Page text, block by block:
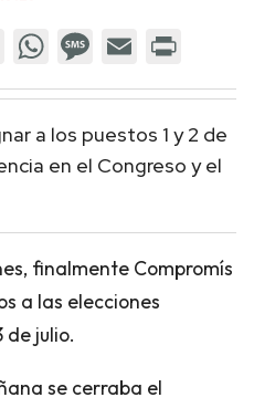
a los puestos 1 y 2 de
en el Congreso y el
finalmente Compromís
a las elecciones
de julio.
se cerraba el